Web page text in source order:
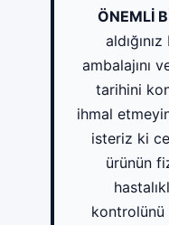
ÖNEMLİ
ambalajını
tarihini
ihmal
isteriz ki
ürünün
kontrolünü